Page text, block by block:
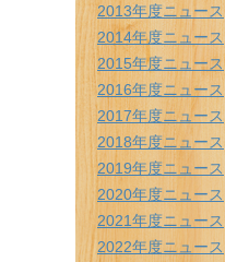
2013年度ニュース
2014年度ニュース
2015年度ニュース
2016年度ニュース
2017年度ニュース
2018年度ニュース
2019年度ニュース
2020年度ニュース
2021年度ニュース
2022年度ニュース